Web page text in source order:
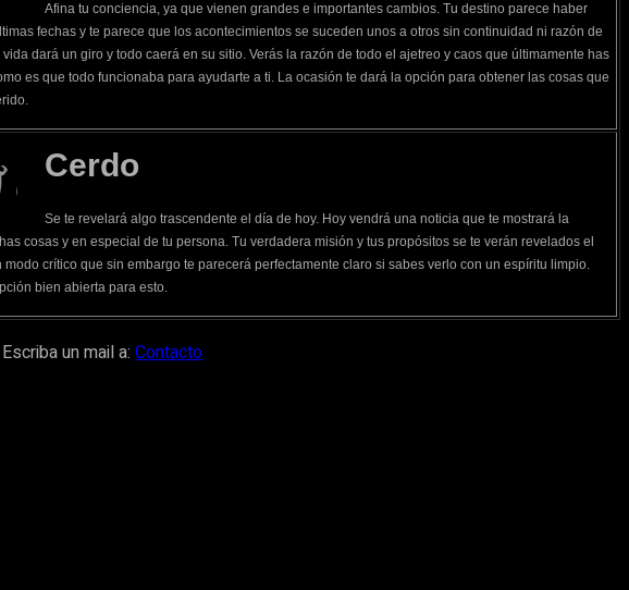
Afina tu conciencia, ya que vienen grandes e importantes cambios. Tu destino parece haber
fechas y te parece que los acontecimientos se suceden unos a otros sin continuidad ni razón de
vida dará un giro y todo caerá en su sitio. Verás la razón de todo el ajetreo y caos que últimamente has
es que todo funcionaba para ayudarte a ti. La ocasión te dará la opción para obtener las cosas que
Cerdo
Se te revelará algo trascendente el día de hoy. Hoy vendrá una noticia que te mostrará la
cosas y en especial de tu persona. Tu verdadera misión y tus propósitos se te verán revelados el
modo crítico que sin embargo te parecerá perfectamente claro si sabes verlo con un espíritu limpio.
bien abierta para esto.
un mail a: Contacto